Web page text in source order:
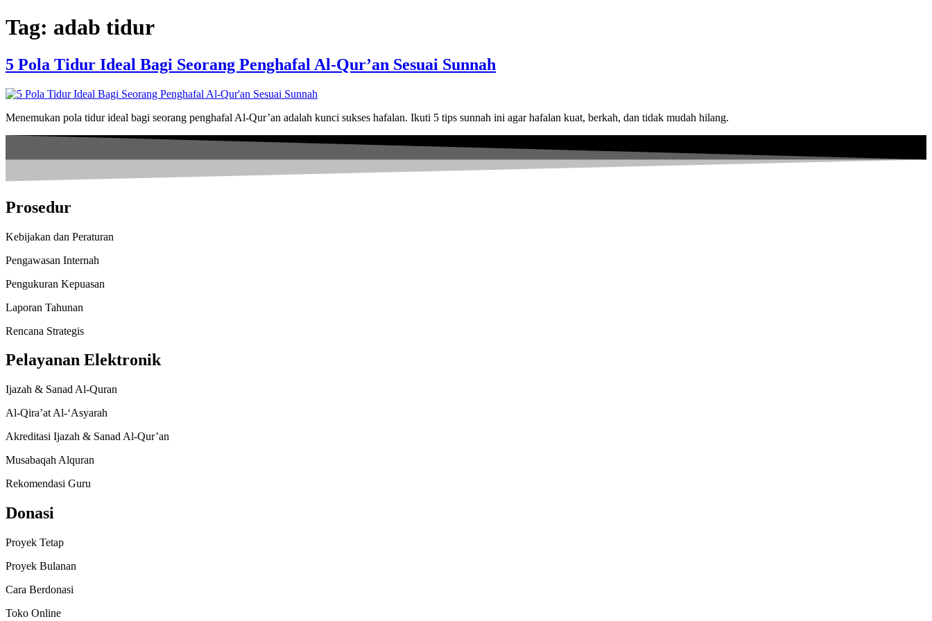
Skip
to
Tag: adab tidur
5 Pola Tidur Ideal Bagi Seorang Penghafal Al-Qur’an Sesuai Sunnah
Menemukan pola tidur ideal bagi seorang penghafal Al-Qur’an adalah kunci sukses hafalan. Ikuti 5 tips sunnah ini agar hafalan kuat, berkah, dan tidak mudah hilang.
Prosedur
Kebijakan dan Peraturan
Pengawasan Internah
Pengukuran Kepuasan
Laporan Tahunan
Rencana Strategis
Pelayanan Elektronik
Ijazah & Sanad Al-Quran
Al-Qira’at Al-‘Asyarah
Akreditasi Ijazah & Sanad Al-Qur’an
Musabaqah Alquran
Rekomendasi Guru
Donasi
Proyek Tetap
Proyek Bulanan
Cara Berdonasi
Toko Online